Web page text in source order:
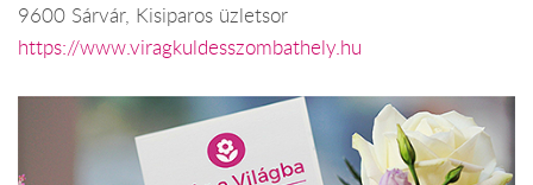
9600 Sárvár, Kisiparos üzletsor
https://www.viragkuldesszombathely.hu